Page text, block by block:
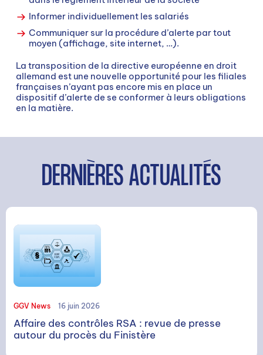
RECHERCHE
Informer individuellement les salariés
Communiquer sur la procédure d’alerte par tout
moyen (affichage, site internet, …).
La transposition de la directive européenne en droit
allemand est une nouvelle opportunité pour les filiales
françaises n’ayant pas encore mis en place un
dispositif d’alerte de se conformer à leurs obligations
en la matière.
DERNIÈRES ACTUALITÉS
GGV News 16 juin 2026
Affaire des contrôles RSA : revue de presse
autour du procès du Finistère